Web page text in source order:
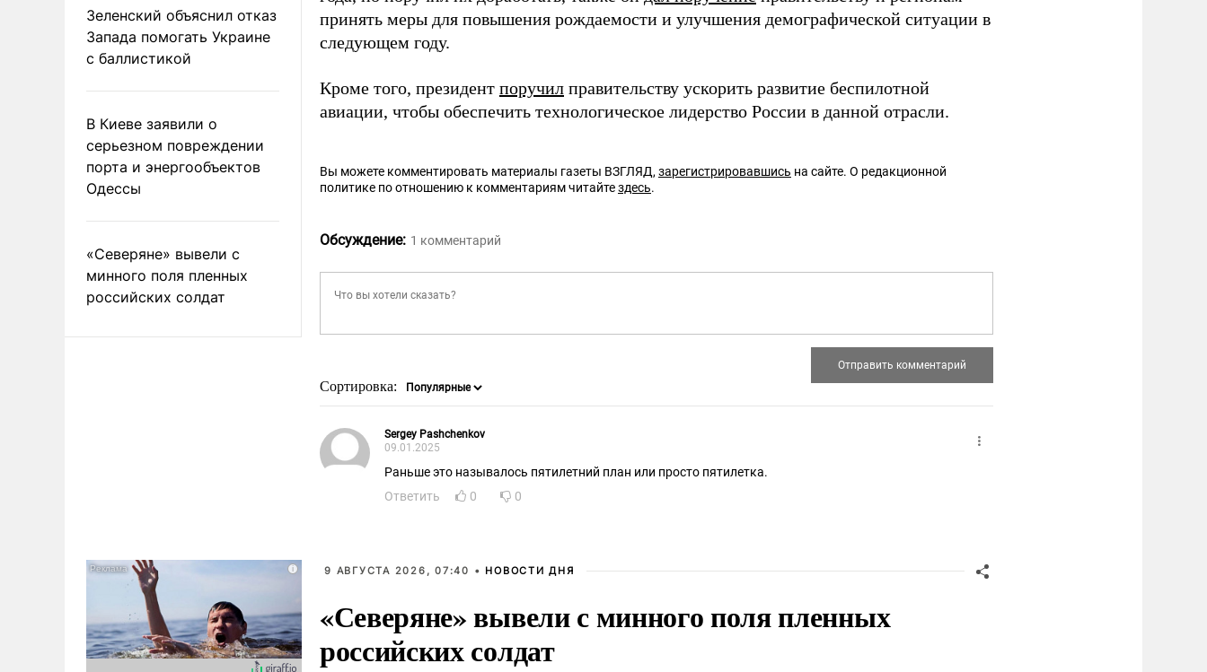
Зеленский объяснил отказ
Запада помогать Украине
с баллистикой
В Киеве заявили о
серьезном повреждении
порта и энергообъектов
Одессы
«Северяне» вывели с
минного поля пленных
российских солдат
принять меры для повышения рождаемости и улучшения демографической ситуации в
следующем году.
Кроме того, президент поручил правительству ускорить развитие беспилотной
авиации, чтобы обеспечить технологическое лидерство России в данной отрасли.
Вы можете комментировать материалы газеты ВЗГЛЯД, зарегистрировавшись на сайте. О редакционной
политике по отношению к комментариям читайтездесь.
Обсуждение: 1 комментарий
Сортировка:
Sergey Pashchenkоv
09.01.2025
Раньше это называлось пятилетний план или просто пятилетка.
Ответить
0 0
9 АВГУСТА 2026, 07:40 • НОВОСТИ ДНЯ
«Северяне» вывели с минного поля пленных
российских солдат